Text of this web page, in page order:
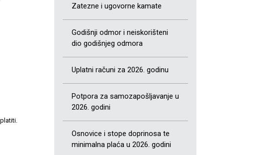
Zatezne i ugovorne kamate
Godišnji odmor i neiskorišteni
dio godišnjeg odmora
Uplatni računi za 2026. godinu
Potpora za samozapošljavanje u
2026. godini
Osnovice i stope doprinosa te
minimalna plaća u 2026. godini